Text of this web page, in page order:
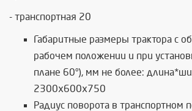
- транспортная 20
Габаритные размеры трактора с
рабочем положении и при
плане 60°), мм не более:
2300х600х750
Радиус поворота в транспортном